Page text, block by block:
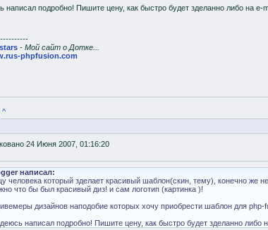
написал подробно! Пишите цену, как быстро будет зделанно либо на
- Мой сайт о Дотке...
phpfusion.com
^
24 Июня 2007, 01:16:20
написал:
человека который зделает красивый шаблон(скин, тему), конечно же
что бы был красивый диз! и сам логотип (картинка )!
дизайнов наподобие которых хочу приобрести шаблон для
написал подробно! Пишите цену, как быстро будет зделанно